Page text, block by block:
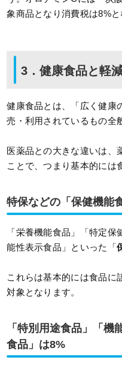
象商品となり消費税は8%と
3．健康食品と軽
健康食品とは、「広く健康
売・利用されているもの全
医薬品との大きな違いは、
ことで、つまり基本的には
特保などの「保健機能
「栄養機能食品」「特定
能性表示食品」といった「
これらは基本的には食品に
対象となります。
「特別用途食品」「
食品」は8%